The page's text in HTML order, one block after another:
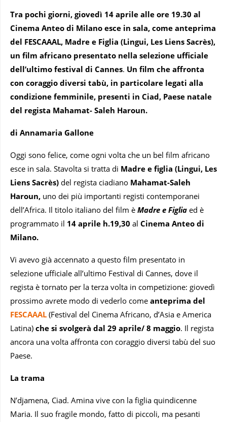
Tra pochi giorni, giovedì 14 aprile alle ore 19.30 al
Cinema Anteo di Milano esce in sala, come anteprima
del FESCAAAL, Madre e Figlia (Lingui, Les Liens Sacrès),
un film africano presentato nella selezione ufficiale
dell’ultimo festival di Cannes. Un film che affronta
con coraggio diversi tabù, in particolare legati alla
condizione femminile, presenti in Ciad, Paese natale
del regista Mahamat- Saleh Haroun.
di Annamaria Gallone
Oggi sono felice, come ogni volta che un bel film africano
esce in sala. Stavolta si tratta di Madre e figlia (Lingui, Les
Liens Sacrès) del regista ciadiano Mahamat-Saleh
Haroun, uno dei più importanti registi contemporanei
dell’Africa. Il titolo italiano del film è Madre e Figlia ed è
programmato il 14 aprile h.19,30 al Cinema Anteo di
Milano.
Vi avevo già accennato a questo film presentato in
selezione ufficiale all’ultimo Festival di Cannes, dove il
regista è tornato per la terza volta in competizione: giovedì
prossimo avrete modo di vederlo come anteprima del
FESCAAAL (Festival del Cinema Africano, d’Asia e America
Latina) che si svolgerà dal 29 aprile/ 8 maggio. Il regista
ancora una volta affronta con coraggio diversi tabù del suo
Paese.
La trama
N’djamena, Ciad. Amina vive con la figlia quindicenne
Maria. Il suo fragile mondo, fatto di piccoli, ma pesanti